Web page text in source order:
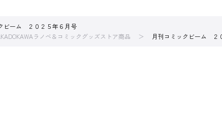
ビーム ２０２５年６月号
ラノベ＆コミックグッズストア商品 月刊コミックビーム ２